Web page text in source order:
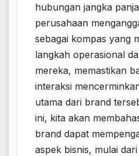
hubungan jangka
perusahaan
sebagai kompas yang
langkah operasional
mereka, memastikan
interaksi
utama dari brand
ini, kita akan
brand dapat
aspek bisnis, mulai